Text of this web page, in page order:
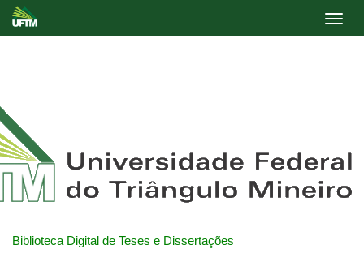
Biblioteca Digital de Teses e Dissertações